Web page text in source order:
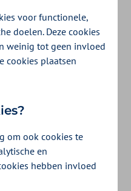
én dit volhouden?
iets voor jou!
het najaar van
op 5 oktober
voor functionele,
doelen. Deze cookies
weinig tot geen invloed
cookies plaatsen
om ook cookies te
en
hebben invloed